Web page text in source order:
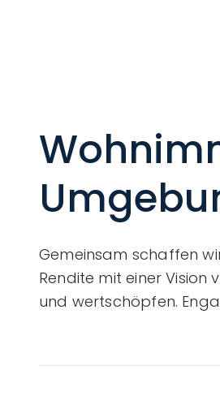
Gemeinsam schaffen
Rendite mit einer Vision
und wertschöpfen.